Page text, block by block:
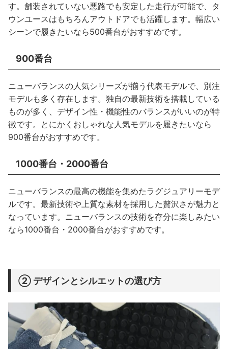
す。舗装されていない悪路でも安定した走行が可能で、タ
ウンユースはもちろんアウトドアでも活躍します。幅広い
シーンで履きたいなら500番台がおすすめです。
900番台
ニューバランスの人気シリーズが揃う代表モデルで、別注
モデルも多く存在します。独自の最新技術を搭載している
ものが多く、デザイン性・機能性のバランスがいいのが特
徴です。とにかくおしゃれな人気モデルを履きたいなら
900番台がおすすめです。
1000番台・2000番台
ニューバランスの最高の機能を集めたラグジュアリーモデ
ルです。最新技術や上質な素材を採用した贅沢さが魅力と
なっています。ニューバランスの技術を存分に楽しみたい
なら1000番台・2000番台がおすすめです。
② デザインとシルエットの選び方